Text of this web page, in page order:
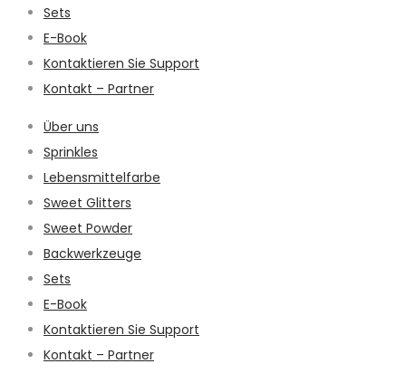
Sets
E-Book
Kontaktieren Sie Support
Kontakt – Partner
Über uns
Sprinkles
Lebensmittelfarbe
Sweet Glitters
Sweet Powder
Backwerkzeuge
Sets
E-Book
Kontaktieren Sie Support
Kontakt – Partner